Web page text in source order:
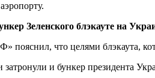
Зеленского блэкауте на
пояснил, что целями блэкаута,
и бункер президента